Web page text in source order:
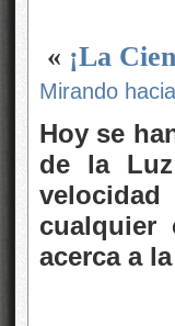
« ¡La
Mirando
Hoy se
de la
cualquier
acerca a